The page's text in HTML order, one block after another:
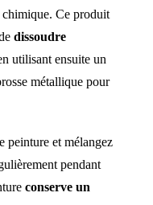
Ce produit
dissoudre
utilisant ensuite un
métallique pour
peinture et mélangez
pendant
conserve un